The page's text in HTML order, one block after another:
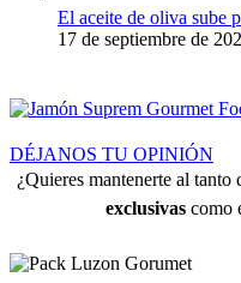
El aceite de oliva sube
17 de septiembre de
DÉJANOS TU OPINIÓN
¿Quieres mantenerte al tanto
exclusivascomo